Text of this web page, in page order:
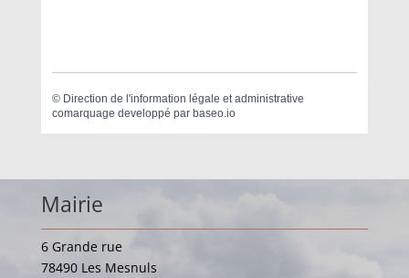
© Direction de l'information légale et administrative
comarquage developpé par baseo.io
Mairie
6 Grande rue
78490 Les Mesnuls